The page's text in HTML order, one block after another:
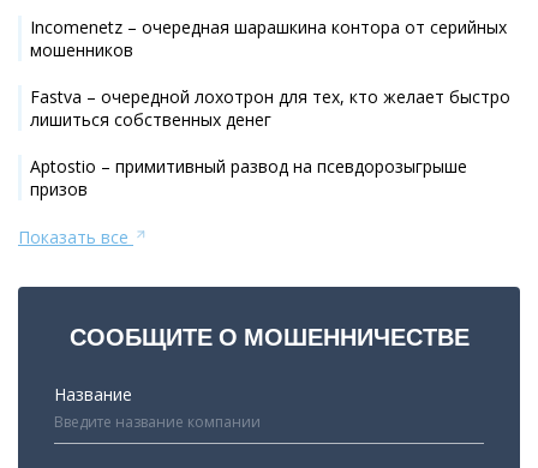
Incomenetz – очередная шарашкина контора от серийных
мошенников
Fastva – очередной лохотрон для тех, кто желает быстро
лишиться собственных денег
Aptostio – примитивный развод на псевдорозыгрыше
призов
Показать все
СООБЩИТЕ О МОШЕННИЧЕСТВЕ
Название